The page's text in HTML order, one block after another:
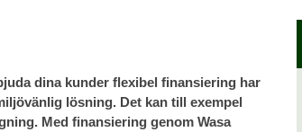
dina kunder flexibel finansiering har
lösning. Det kan till exempel
Med finansiering genom Wasa